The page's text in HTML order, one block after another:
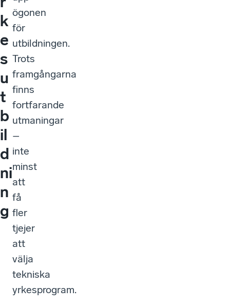
k
e
s
u
t
b
il
d
ni
n
g
ögonen
för
utbildningen.
Trots
framgångarna
finns
fortfarande
utmaningar
–
inte
minst
att
få
fler
tjejer
att
välja
tekniska
yrkesprogram.